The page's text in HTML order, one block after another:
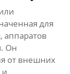
для
аппаратов
Он
от внешних